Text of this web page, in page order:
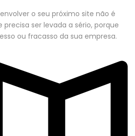
o seu próximo site não é
ser levada a sério, porque
ou fracasso da sua empresa.